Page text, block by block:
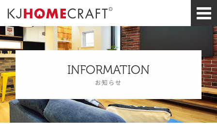
INFORMATION
お知らせ